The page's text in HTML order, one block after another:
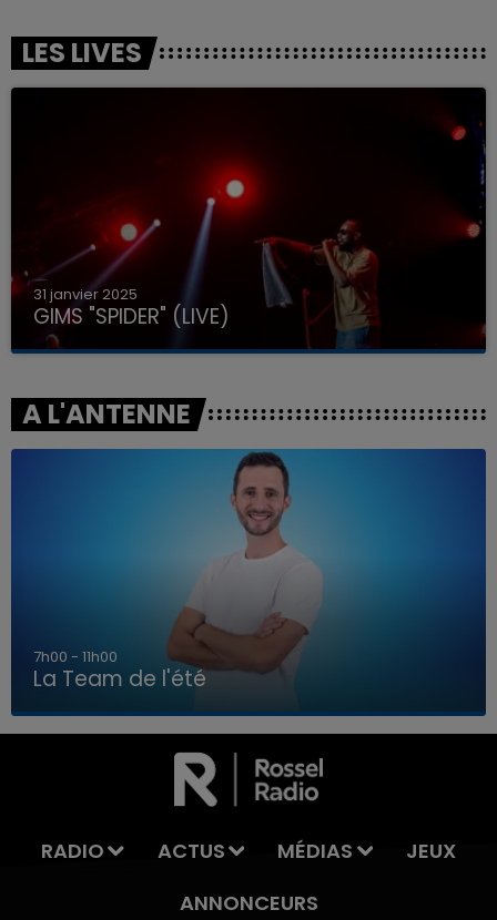
LA TEAM DE L'ÉTÉ
LES LIVES
31 janvier 2025
GIMS "SPIDER" (LIVE)
A L'ANTENNE
7h00 - 11h00
La Team de l'été
RADIO ACTUS MÉDIAS
JEUX
ANNONCEURS